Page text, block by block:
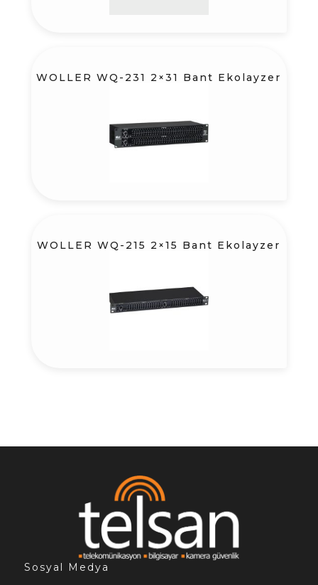
WOLLER WQ-231 2×31 Bant Ekolayzer
WOLLER WQ-215 2×15 Bant Ekolayzer
Sosyal Medya